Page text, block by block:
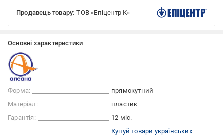
Продавець товару: ТОВ «Епіцентр К»
Основні характеристики
Форма:
прямокутний
Матеріал:
пластик
Гарантія:
12 міс.
Купуй товари українських